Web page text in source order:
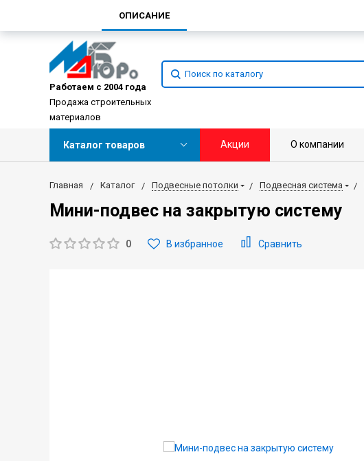
Работаем с 2004 года
Продажа строительных
материалов
Каталог товаров Акции О компании
Главная Каталог Подвесные потолки Подвесная система
Мини-подвес на закрытую систему
0 В избранное Сравнить
ОПИСАНИЕ